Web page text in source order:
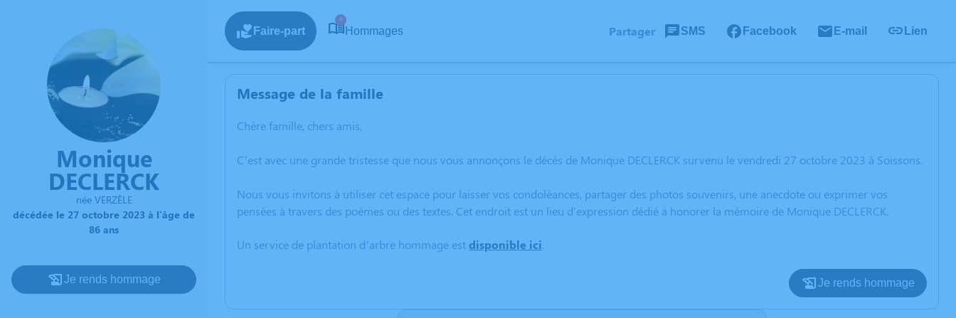
Monique
DECLERCK
née VERZÈLE
décédée le 27 octobre 2023 à l'âge de
86 ans
Je rends hommage
Faire-part
4
Hommages Partager SMS Facebook E-mail Lien
Message de la famille
Chère famille, chers amis,
C’est avec une grande tristesse que nous vous annonçons le décès de Monique DECLERCK survenu le vendredi 27 octobre 2023 à Soissons.
Nous vous invitons à utiliser cet espace pour laisser vos condoléances, partager des photos souvenirs, une anecdote ou exprimer vos
pensées à travers des poèmes ou des textes. Cet endroit est un lieu d'expression dédié à honorer la mémoire de Monique DECLERCK.
Un service de plantation d’arbre hommage est disponible ici.
Je rends hommage